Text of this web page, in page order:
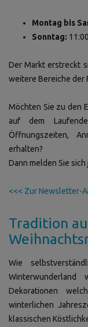
Montag bis
Sonntag:
Der Markt erstreckt
weitere Bereiche der
Möchten Sie zu den
auf dem
Öffnungszeiten,
erhalten?
Dann melden Sie
<<< Zur Newsletter-
Tradition
Wie
Winterwunderland
Dekorationen
winterlichen
klassischen